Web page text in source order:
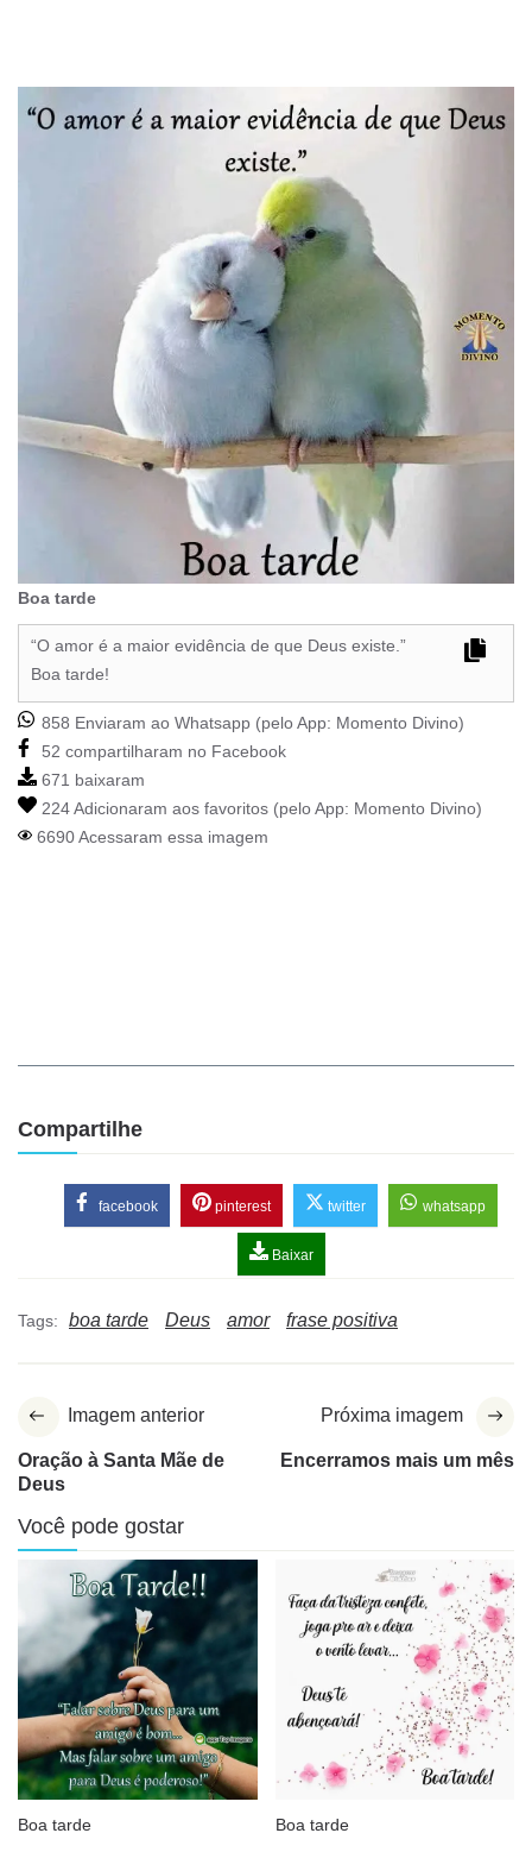
Boa tarde
“O amor é a maior evidência de que Deus existe.”
Boa tarde!
858 Enviaram ao Whatsapp (pelo App: Momento Divino)
52 compartilharam no Facebook
671 baixaram
224 Adicionaram aos favoritos (pelo App: Momento Divino)
6690 Acessaram essa imagem
Compartilhe
facebook pinterest twitter whatsapp
Baixar
Tags: boa tarde Deus amor frase positiva
Imagem anterior
Oração à Santa Mãe de
Deus
Próxima imagem
Encerramos mais um mês
Você pode gostar
Boa tarde Boa tarde